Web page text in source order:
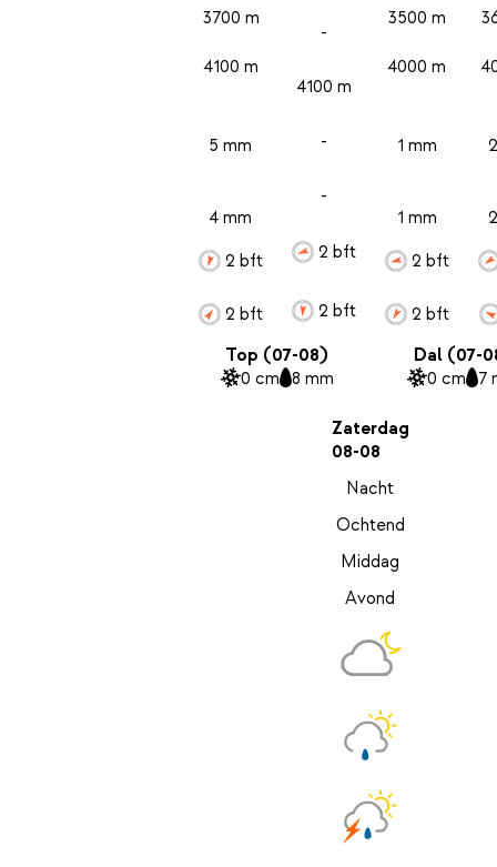
3700 m
4100 m
5 mm
4 mm
2 bft
2 bft
-
4100 m
-
-
2 bft
2 bft
3500 m
4000 m
1 mm
1 mm
2 bft
2 bft
Top (07-08)
0 cm 8 mm
Dal (07-
0 cm 7
Zaterdag
08-08
Nacht
Ochtend
Middag
Avond